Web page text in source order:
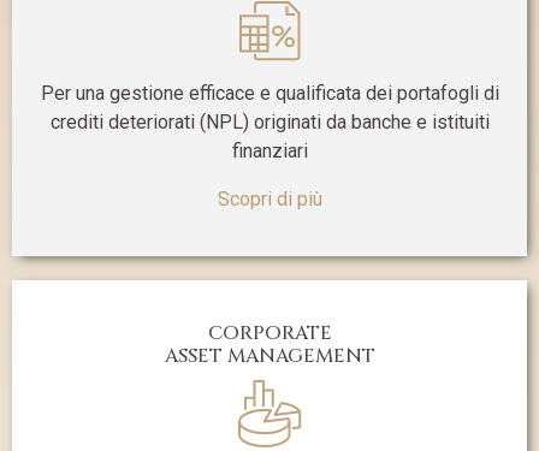
Per una gestione efficace e qualificata dei portafogli di
crediti deteriorati (NPL) originati da banche e istituiti
finanziari
Scopri di più
CORPORATE
ASSET MANAGEMENT